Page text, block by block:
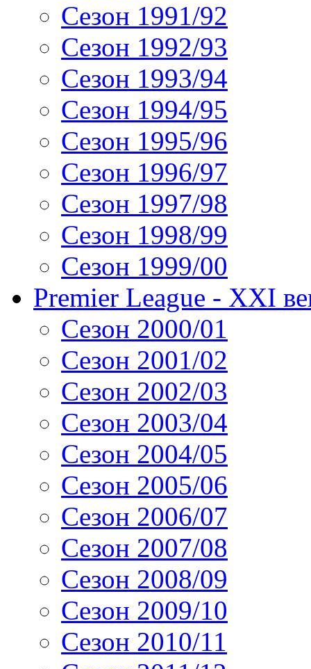
Сезон 1991/92
Сезон 1992/93
Сезон 1993/94
Сезон 1994/95
Сезон 1995/96
Сезон 1996/97
Сезон 1997/98
Сезон 1998/99
Сезон 1999/00
Premier League - XXI
Сезон 2000/01
Сезон 2001/02
Сезон 2002/03
Сезон 2003/04
Сезон 2004/05
Сезон 2005/06
Сезон 2006/07
Сезон 2007/08
Сезон 2008/09
Сезон 2009/10
Сезон 2010/11